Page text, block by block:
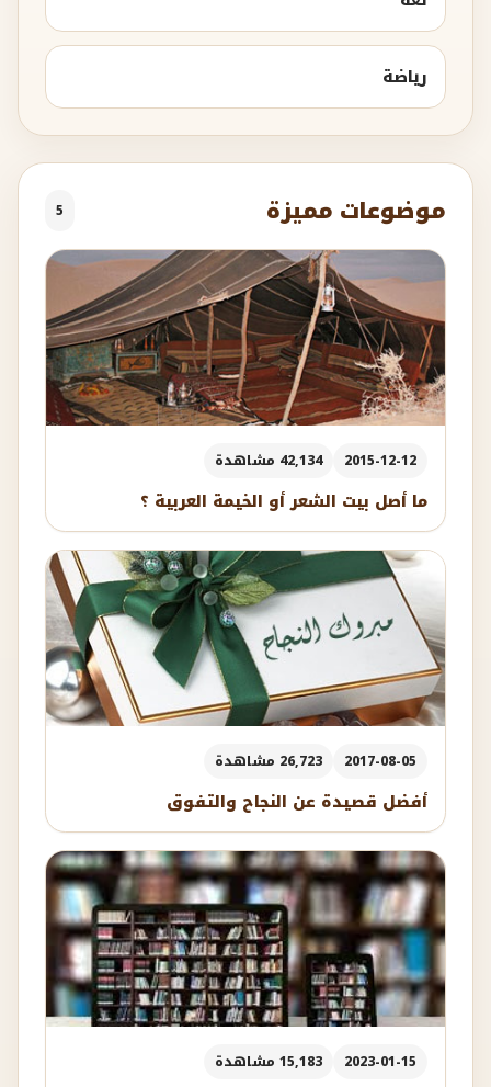
رياضة
موضوعات مميزة 5
2015-12-12 42,134 مشاهدة
ما أصل بيت الشعر أو الخيمة العربية ؟
2017-08-05 26,723 مشاهدة
أفضل قصيدة عن النجاح والتفوق
2023-01-15 15,183 مشاهدة